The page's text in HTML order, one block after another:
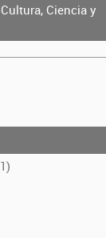
Ciencia y